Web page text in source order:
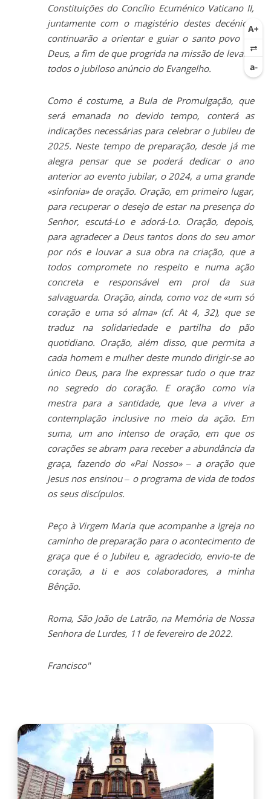
Constituições do Concílio Ecuménico Vaticano II,
juntamente com o magistério destes decénios,
continuarão a orientar e guiar o santo povo de
Deus, a fim de que progrida na missão de levar a
todos o jubiloso anúncio do Evangelho.
Como é costume, a Bula de Promulgação, que
será emanada no devido tempo, conterá as
indicações necessárias para celebrar o Jubileu de
2025. Neste tempo de preparação, desde já me
alegra pensar que se poderá dedicar o ano
anterior ao evento jubilar, o 2024, a uma grande
«sinfonia» de oração. Oração, em primeiro lugar,
para recuperar o desejo de estar na presença do
Senhor, escutá-Lo e adorá-Lo. Oração, depois,
para agradecer a Deus tantos dons do seu amor
por nós e louvar a sua obra na criação, que a
todos compromete no respeito e numa ação
concreta e responsável em prol da sua
salvaguarda. Oração, ainda, como voz de «um só
coração e uma só alma» (cf. At 4, 32), que se
traduz na solidariedade e partilha do pão
quotidiano. Oração, além disso, que permita a
cada homem e mulher deste mundo dirigir-se ao
único Deus, para lhe expressar tudo o que traz
no segredo do coração. E oração como via
mestra para a santidade, que leva a viver a
contemplação inclusive no meio da ação. Em
suma, um ano intenso de oração, em que os
corações se abram para receber a abundância da
graça, fazendo do «Pai Nosso» – a oração que
Jesus nos ensinou – o programa de vida de todos
os seus discípulos.
Peço à Virgem Maria que acompanhe a Igreja no
caminho de preparação para o acontecimento de
graça que é o Jubileu e, agradecido, envio-te de
coração, a ti e aos colaboradores, a minha
Bênção.
Roma, São João de Latrão, na Memória de Nossa
Senhora de Lurdes, 11 de fevereiro de 2022.
Francisco"